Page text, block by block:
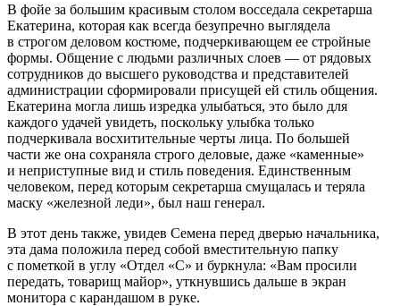
В фойе за большим красивым столом восседала секретарша
Екатерина, которая как всегда безупречно выглядела
в строгом деловом костюме, подчеркивающем ее стройные
формы. Общение с людьми различных слоев — от рядовых
сотрудников до высшего руководства и представителей
администрации сформировали присущей ей стиль общения.
Екатерина могла лишь изредка улыбаться, это было для
каждого удачей увидеть, поскольку улыбка только
подчеркивала восхитительные черты лица. По большей
части же она сохраняла строго деловые, даже «каменные»
и неприступные вид и стиль поведения. Единственным
человеком, перед которым секретарша смущалась и теряла
маску «железной леди», был наш генерал.
В этот день также, увидев Семена перед дверью начальника,
эта дама положила перед собой вместительную папку
с пометкой в углу «Отдел «С» и буркнула: «Вам просили
передать, товарищ майор», уткнувшись дальше в экран
монитора с карандашом в руке.